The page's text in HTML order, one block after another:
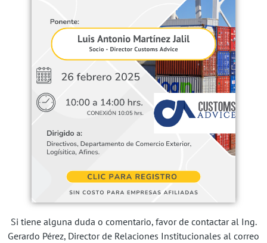
Si tiene alguna duda o comentario, favor de contactar al Ing.
Gerardo Pérez, Director de Relaciones Institucionales al correo